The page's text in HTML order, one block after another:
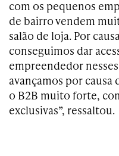
com os pequenos
de bairro vendem
salão de loja. Por
conseguimos dar
empreendedor
avançamos por causa
o B2B muito forte,
exclusivas”, ressaltou.